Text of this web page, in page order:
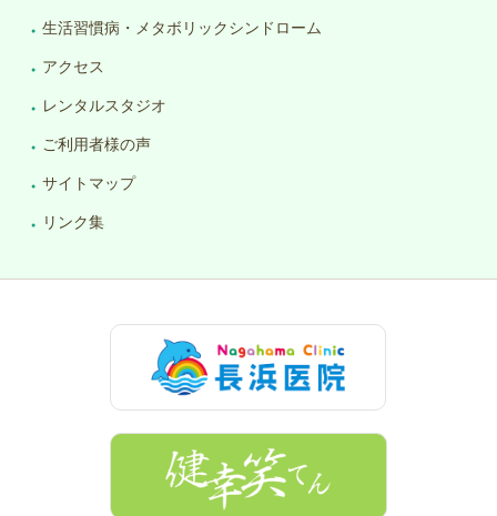
生活習慣病・メタボリックシンドローム
アクセス
レンタルスタジオ
ご利用者様の声
サイトマップ
リンク集